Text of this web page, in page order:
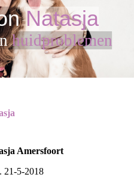
Natasja
huidproblemen
Amersfoort
21-5-2018